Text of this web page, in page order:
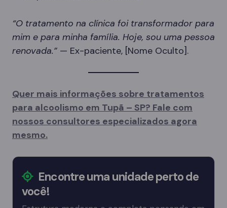
“O tratamento na clínica foi transformador para
mim e para minha família. Hoje, sou uma pessoa
renovada.” — Ex-paciente, [Nome Oculto].
Quer mais informações sobre tratamentos
para alcoolismo em Tupã – SP? Fale com
nossos consultores especializados agora
mesmo.
Encontre uma unidade perto de
você!